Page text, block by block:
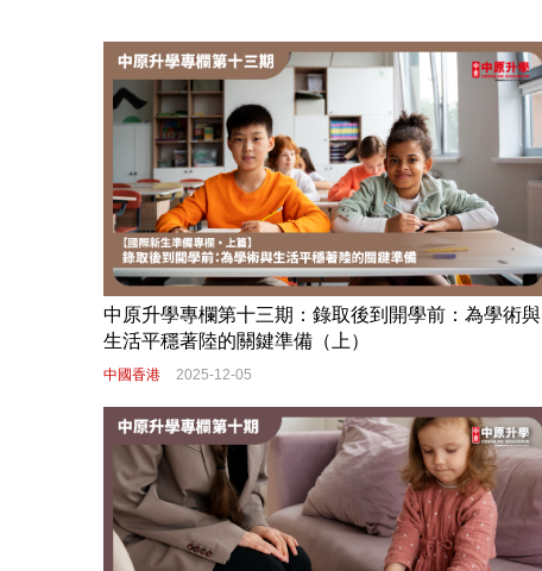
中原升學專欄第十三期：錄取後到開學前：為學術與
生活平穩著陸的關鍵準備（上）
中國香港 2025-12-05